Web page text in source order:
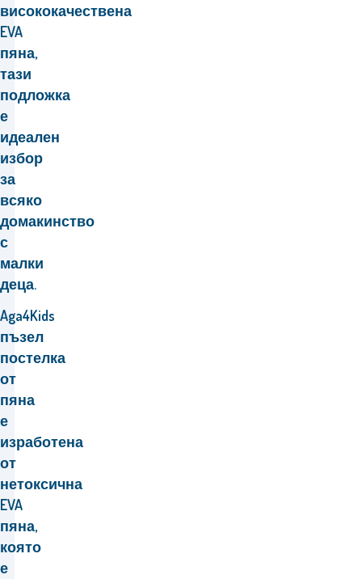
висококачествена
EVA
пяна,
тази
подложка
е
идеален
избор
за
всяко
домакинство
с
малки
деца.
Aga4Kids
пъзел
постелка
от
пяна
е
изработена
от
нетоксична
EVA
пяна,
която
е